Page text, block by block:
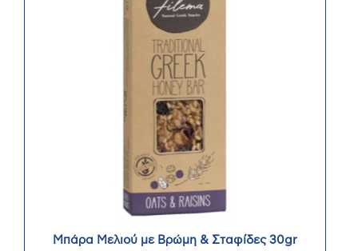
Μπάρα Μελιού με Βρώμη & Σταφίδες 30gr